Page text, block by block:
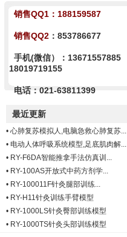
销售QQ1： 188159587
销售QQ2 ：853786677
手机(微信）：13671557885
18019719155
电话：021-63811399
最近更新
• 心肺复苏模拟人,电脑急救心肺复苏...
• 电动人体呼吸系统模型,足底肌肉解...
• RY-F6DA智能推拿手法仿真训...
• RY-100AS开放式中药方剂学...
• RY-100011F针灸腿部训练...
• RY-H11针灸训练手臂模型
• RY-1000LS针灸臀部训练模型
• RY-1000TS针灸头部训练模型